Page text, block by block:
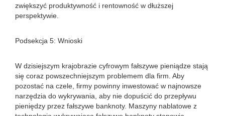
zwiększyć produktywność i rentowność w dłuższej
perspektywie.
Podsekcja 5: Wnioski
W dzisiejszym krajobrazie cyfrowym fałszywe pieniądze stają
się coraz powszechniejszym problemem dla firm. Aby
pozostać na czele, firmy powinny inwestować w najnowsze
narzędzia do wykrywania, aby nie dopuścić do przepływu
pieniędzy przez fałszywe banknoty. Maszyny nablatowe z